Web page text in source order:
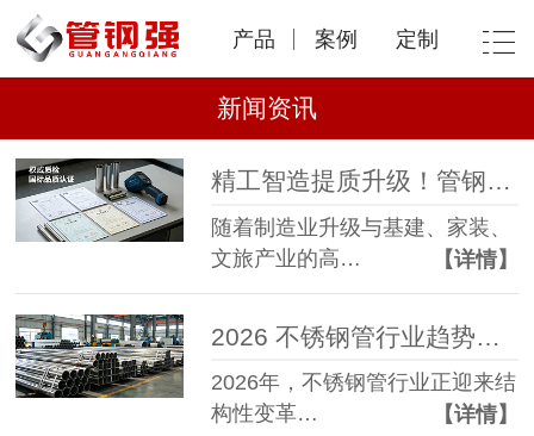
产品 案例 定制
新闻资讯
精工智造提质升级！管钢强不锈钢管以高精度品质赋能全行业场景应用
随着制造业升级与基建、家装、
文旅产业的高…
【详情】
2026年，不锈钢管行业正迎来结
构性变革…
【详情】